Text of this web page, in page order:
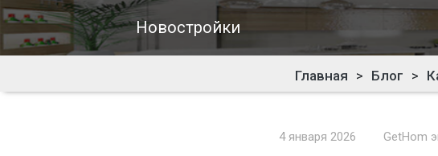
Новостройки
Главная > Блог >
4 января 2026 GetHom